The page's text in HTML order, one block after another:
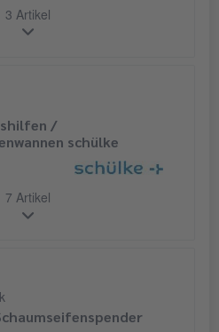
3 Artikel
/
schülke
7 Artikel